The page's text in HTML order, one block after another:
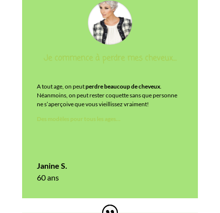
Je commence à perdre mes cheveux…
A tout age, on peutperdre beaucoup de cheveux.
Néanmoins, on peut rester coquette sans que personne
ne s’aperçoive que vous vieillissez vraiment!
Des modèles pour tous les ages…
Janine S.
60 ans